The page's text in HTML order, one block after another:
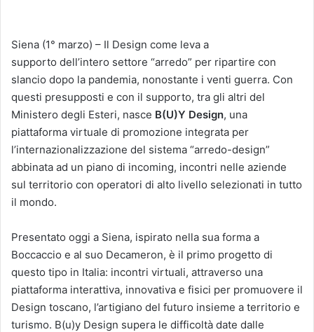
Siena (1° marzo) – Il Design come leva a
supporto dell’intero settore “arredo” per ripartire con
slancio dopo la pandemia, nonostante i venti guerra. Con
questi presupposti e con il supporto, tra gli altri del
Ministero degli Esteri, nasce B(U)Y Design, una
piattaforma virtuale di promozione integrata per
l’internazionalizzazione del sistema “arredo-design”
abbinata ad un piano di incoming, incontri nelle aziende
sul territorio con operatori di alto livello selezionati in tutto
il mondo.
Presentato oggi a Siena, ispirato nella sua forma a
Boccaccio e al suo Decameron, è il primo progetto di
questo tipo in Italia: incontri virtuali, attraverso una
piattaforma interattiva, innovativa e fisici per promuovere il
Design toscano, l’artigiano del futuro insieme a territorio e
turismo. B(u)y Design supera le difficoltà date dalle